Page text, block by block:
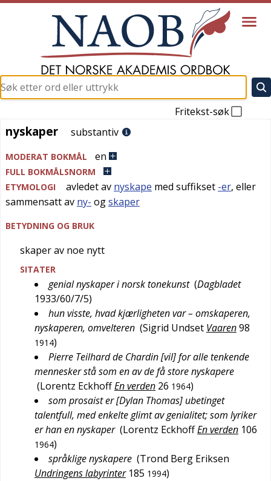
Fritekst-søk
nyskaper
nyskaper substantiv
MODERAT BOKMÅL en
FULL BOKMÅLSNORM
ETYMOLOGI
avledet av nyskape med suffikset -er, eller
sammensatt av ny- ogskaper
BETYDNING OG BRUK
skaper av noe nytt
SITATER
genial nyskaper i norsk tonekunst (Dagbladet
1933/60/7/5)
hun visste, hvad kjærligheten var – omskaperen,
nyskaperen, omvelteren (Sigrid Undset Vaaren98
1914)
Pierre Teilhard de Chardin [vil] for alle tenkende
mennesker stå som en av de få store nyskapere
(Lorentz EckhoffEn verden 26 1964)
som prosaist er [Dylan Thomas] ubetinget
talentfull, med enkelte glimt av genialitet; som lyriker
er han en nyskaper (Lorentz EckhoffEn verden 106
1964)
språklige nyskapere (Trond Berg Eriksen
Undringens labyrinter 185 1994)